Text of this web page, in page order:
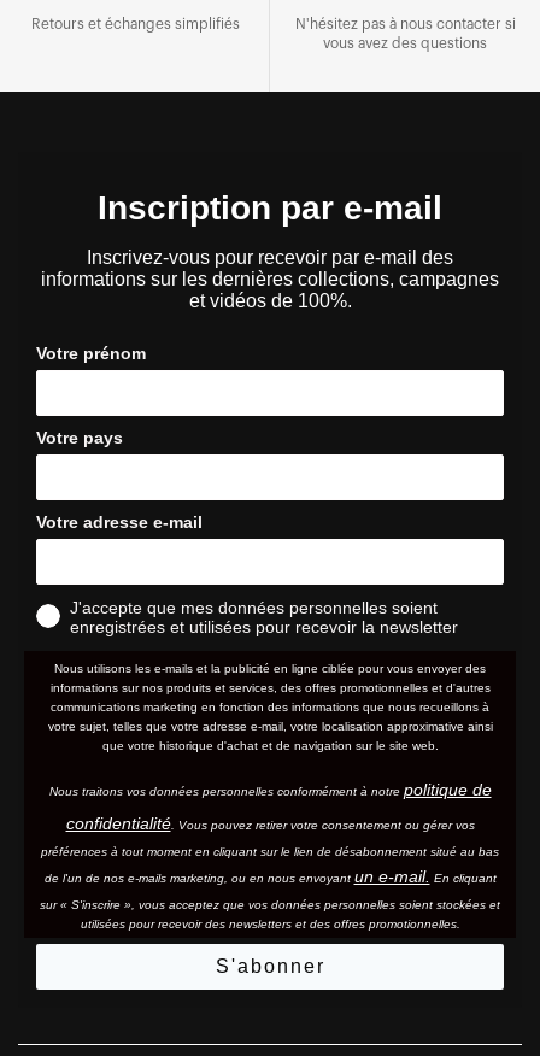
Retours et échanges simplifiés
N'hésitez pas à nous contacter si
vous avez des questions
Inscription par e-mail
Inscrivez-vous pour recevoir par e-mail des
informations sur les dernières collections, campagnes
et vidéos de 100%.
Votre prénom
Votre pays
Votre adresse e-mail
J'accepte que mes données personnelles soient
enregistrées et utilisées pour recevoir la newsletter
Nous utilisons les e-mails et la publicité en ligne ciblée pour vous envoyer des
informations sur nos produits et services, des offres promotionnelles et d'autres
communications marketing en fonction des informations que nous recueillons à
votre sujet, telles que votre adresse e-mail, votre localisation approximative ainsi
que votre historique d'achat et de navigation sur le site web.
Nous traitons vos données personnelles conformément à notre politique de
confidentialité. Vous pouvez retirer votre consentement ou gérer vos
préférences à tout moment en cliquant sur le lien de désabonnement situé au bas
de l'un de nos e-mails marketing, ou en nous envoyant un e-mail. En cliquant
sur « S'inscrire », vous acceptez que vos données personnelles soient stockées et
utilisées pour recevoir des newsletters et des offres promotionnelles.
S'abonner